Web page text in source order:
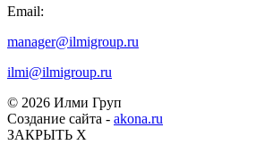
Email:
manager@ilmigroup.ru
ilmi@ilmigroup.ru
© 2026 Илми Груп
Создание сайта - akona.ru
ЗАКРЫТЬ Х